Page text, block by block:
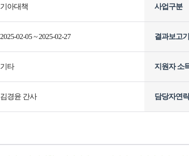
기아대책 사업구분
2025-02-05 ~ 2025-02-27 결과보고
기타 지원자 소
김경윤 간사 담당자연